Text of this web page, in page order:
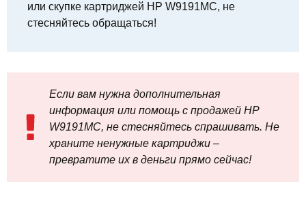
или скупке картриджей HP W9191MC, не
стесняйтесь обращаться!
Если вам нужна дополнительная
информация или помощь с продажей HP
W9191MC, не стесняйтесь спрашивать. Не
храните ненужные картриджи –
превратите их в деньги прямо сейчас!